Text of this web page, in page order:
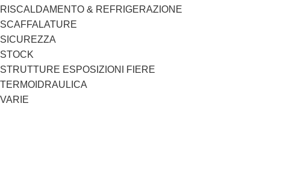
RISCALDAMENTO & REFRIGERAZIONE
SCAFFALATURE
SICUREZZA
STOCK
STRUTTURE ESPOSIZIONI FIERE
TERMOIDRAULICA
VARIE